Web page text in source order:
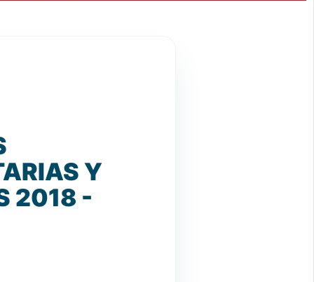
Y
2018 -